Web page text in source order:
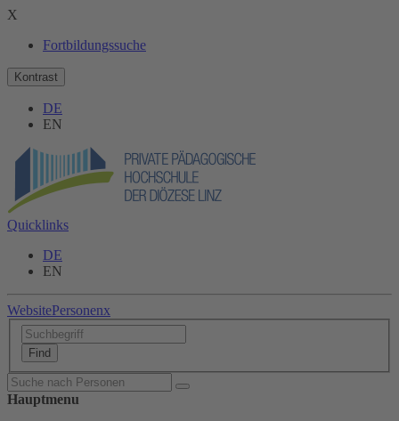
X
Fortbildungssuche
Kontrast
DE
EN
Quicklinks
DE
EN
WebsitePersonenx
Hauptmenu